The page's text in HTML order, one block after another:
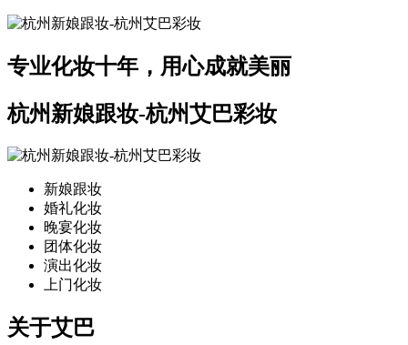
专业化妆十年，用心成就美丽
杭州新娘跟妆-杭州艾巴彩妆
新娘跟妆
婚礼化妆
晚宴化妆
团体化妆
演出化妆
上门化妆
关于艾巴